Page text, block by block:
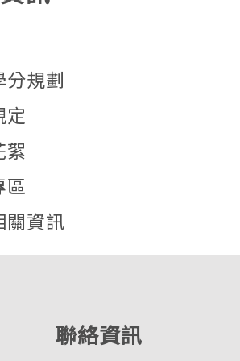
分規劃
定
絮
區
關資訊
聯絡資訊